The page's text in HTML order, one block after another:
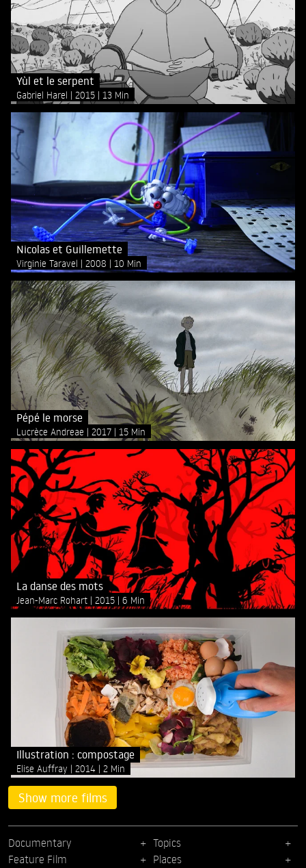
Yùl et le serpent
Gabriel Harel 2015 13 Min
Nicolas et Guillemette
Virginie Taravel 2008 10 Min
Pépé le morse
Lucrèce Andreae 2017 15 Min
La danse des mots
Jean-Marc Rohart 2015 6 Min
Illustration : compostage
Elise Auffray 2014 2 Min
Show more films
Documentary
Feature Film
Topics
Places